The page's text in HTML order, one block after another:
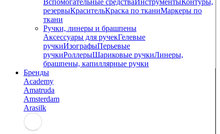
резервыКрасительКраска по тканиМаркеры по
ткани
Ручки, линеры и брашпены
Аксессуары для ручекГелевые
ручкиИзографыПерьевые
ручкиРоллерыШариковые ручкиЛинеры,
брашпены, капиллярные ручки
Бренды
Academy
Amatruda
Amsterdam
Arasilk